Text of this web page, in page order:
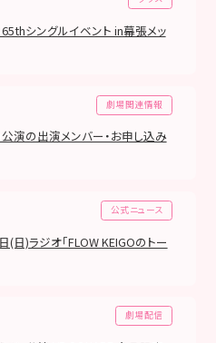
65thシングルイベント in幕張メッ
劇場関連情報
演の出演メンバー・お申し込み
公式ニュース
(日)ラジオ「FLOW KEIGOのトー
劇場配信